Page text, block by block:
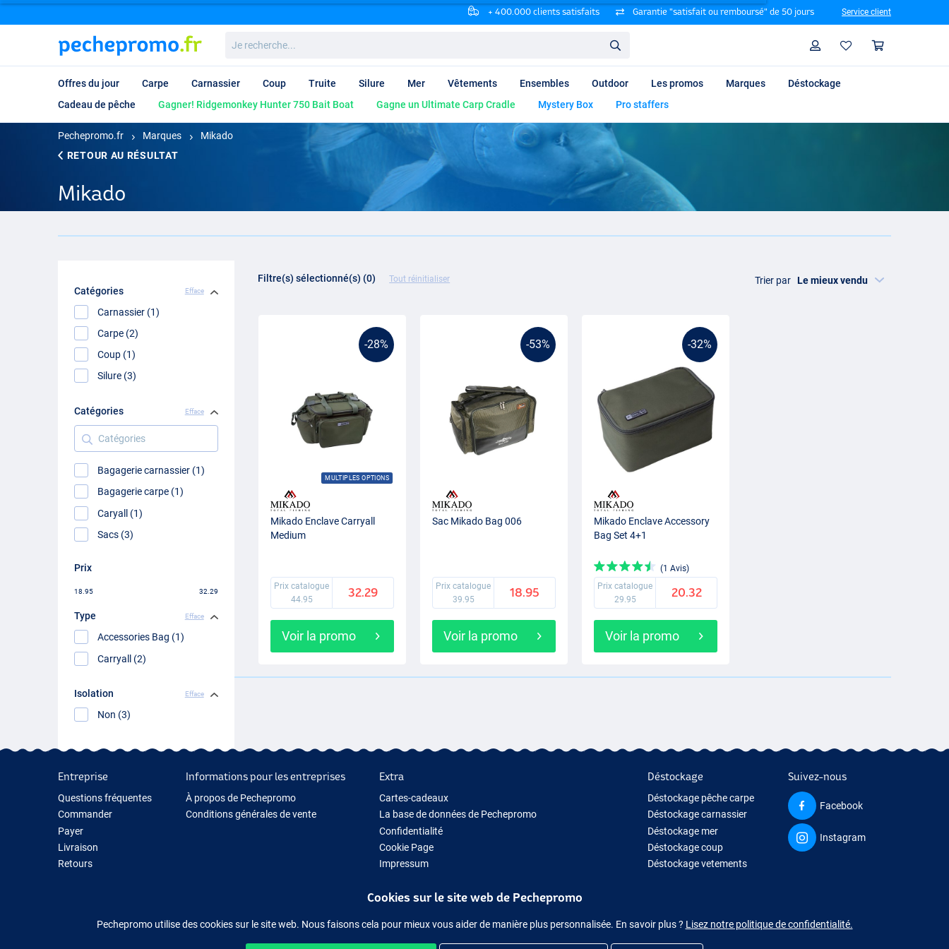
+ 400.000 clients satisfaits Garantie "satisfait ou remboursé" de 50 jours Service client
recherche...
Profil
Offres du jour Carpe Carnassier Coup Truite Silure Mer Vêtements Ensembles Outdoor Les promos Marques
Déstockage
Cadeau de pêche
Gagner! Ridgemonkey Hunter 750 Bait Boat Gagne un Ultimate Carp Cradle Mystery Box Pro staffers
Pechepromo.fr Marques
Mikado
RETOUR AU RÉSULTAT
Mikado
Catégories Efface
Carnassier (1)
Carpe (2)
Coup (1)
Silure (3)
Catégories Efface
Catégories
Bagagerie carnassier (1)
Bagagerie carpe (1)
Caryall (1)
Sacs (3)
Prix
18.95 32.29
Type Efface
Accessories Bag (1)
Carryall (2)
Isolation Efface
Non (3)
Filtre(s) sélectionné(s) (0) Tout réinitialiser Trier par
-28%
MULTIPLES OPTIONS
Mikado Enclave Carryall
Medium
Prix catalogue
44.95
32.29
Voir la promo
-53%
Sac Mikado Bag 006
Prix catalogue
39.95
18.95
Voir la promo
-32%
Mikado Enclave Accessory
Bag Set 4+1
(1 Avis)
Prix catalogue
29.95
20.32
Voir la promo
Entreprise
Questions fréquentes
Commander
Payer
Livraison
Retours
Informations pour les entreprises
À propos de Pechepromo
Conditions générales de vente
Extra
Cartes-cadeaux
La base de données de Pechepromo
Confidentialité
Cookie Page
Impressum
Nouveau Matériel de Pêche
Déstockage
Déstockage pêche carpe
Déstockage carnassier
Déstockage mer
Déstockage coup
Déstockage vetements
Suivez-nous
Facebook
Instagram
Cookies sur le site web de Pechepromo
Pechepromo utilise des cookies sur le site web. Nous faisons cela pour mieux vous aider de manière plus personnalisée. En savoir plus ? Lisez notre politique de confidentialité.